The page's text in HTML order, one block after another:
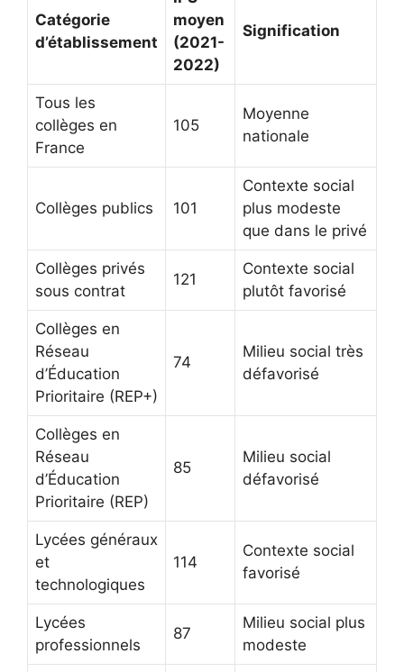
Catégorie
d’établissement
moyen
(2021-
2022)
Signification
Tous les
collèges en
France
105
Moyenne
nationale
Collèges publics 101
Contexte social
plus modeste
que dans le privé
Collèges privés
sous contrat
121
Contexte social
plutôt favorisé
Collèges en
Réseau
d’Éducation
Prioritaire (REP+)
74
Milieu social très
défavorisé
Collèges en
Réseau
d’Éducation
Prioritaire (REP)
85
Milieu social
défavorisé
Lycées généraux
et
technologiques
114
Contexte social
favorisé
Lycées
professionnels
87
Milieu social plus
modeste